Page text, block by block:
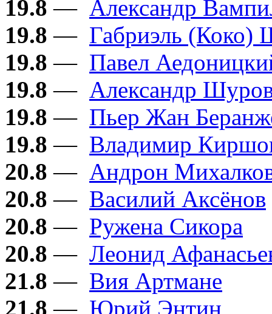
19.8 — Александр
19.8 — Габриэль (Коко)
19.8 — Павел
19.8 — Александр
19.8 — Пьер Жан
19.8 — Владимир
20.8 — Андрон
20.8 — Василий Аксёнов
20.8 — Ружена Сикора
20.8 — Леонид
21.8 — Вия Артмане
21.8 — Юрий Энтин